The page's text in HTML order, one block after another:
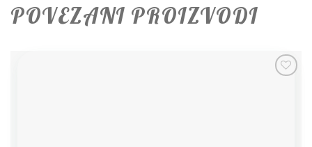
POVEZANI PROIZVODI